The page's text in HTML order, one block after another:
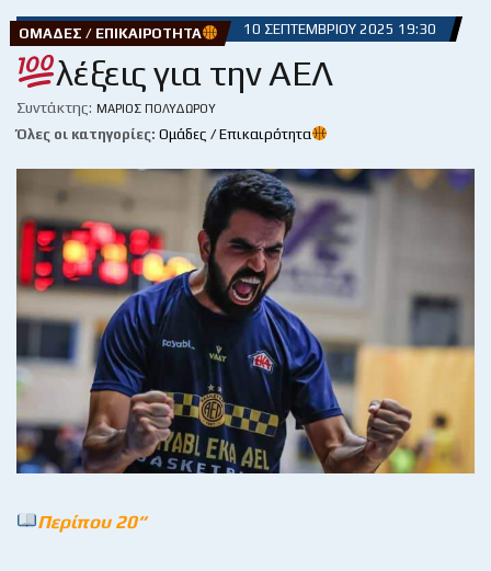
ΟΜΆΔΕΣ / ΕΠΙΚΑΙΡΌΤΗΤΑ 10 ΣΕΠΤΕΜΒΡΊΟΥ 2025 19:30
λέξεις για την ΑΕΛ
Συντάκτης: ΜΆΡΙΟΣ ΠΟΛΥΔΏΡΟΥ
Όλες οι κατηγορίες: Ομάδες / Επικαιρότητα
Περίπου 20“